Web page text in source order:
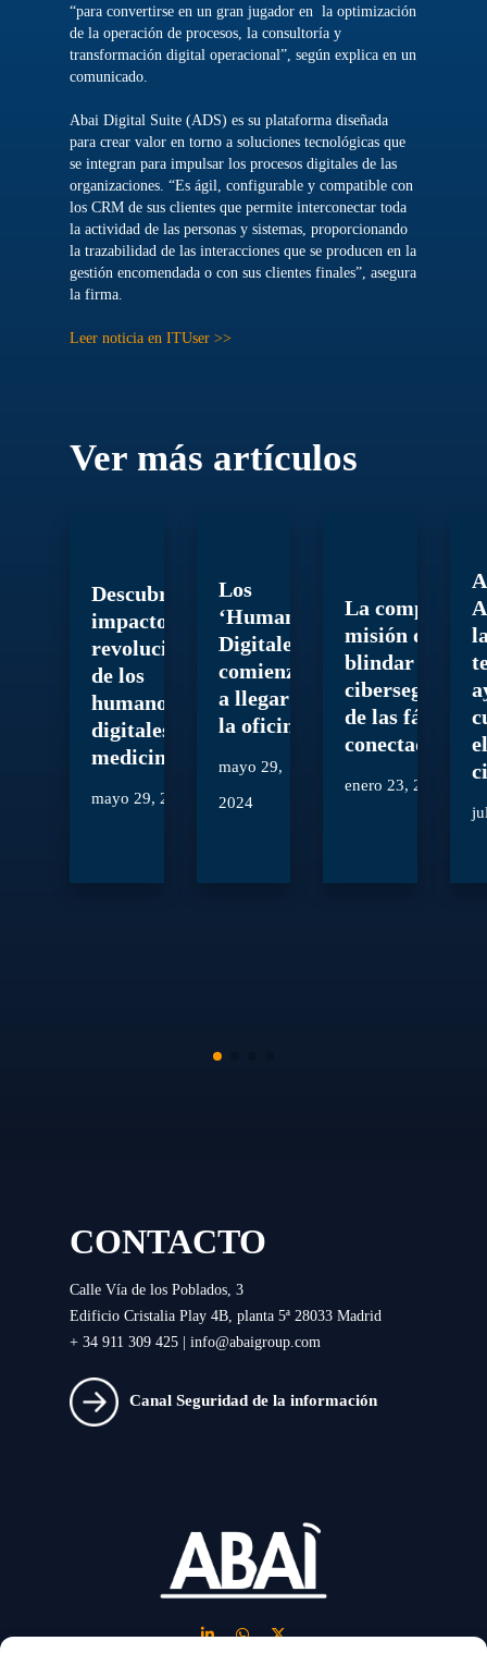
“para convertirse en un gran jugador en la optimización
de la operación de procesos, la consultoría y
transformación digital operacional”, según explica en un
comunicado.
Abai Digital Suite (ADS) es su plataforma diseñada
para crear valor en torno a soluciones tecnológicas que
se integran para impulsar los procesos digitales de las
organizaciones. “Es ágil, configurable y compatible con
los CRM de sus clientes que permite interconectar toda
la actividad de las personas y sistemas, proporcionando
la trazabilidad de las interacciones que se producen en la
gestión encomendada o con sus clientes finales”, asegura
la firma.
Leer noticia en ITUser >>
Ver más artículos
Descubre el
impacto
revolucionario
de los
humanos
digitales en la
medicina
mayo 29, 2024
Los
‘Humanos
Digitales’
comienzan
a llegar a
la oficina
mayo 29,
2024
La compleja
misión de
blindar la
ciberseguridad
de las fábricas
conectadas
enero 23, 2024
CONTACTO
Calle Vía de los Poblados, 3
Edificio Cristalia Play 4B, planta 5ª 28033 Madrid
+ 34 911 309 425 | info@abaigroup.com
Canal Seguridad de la información